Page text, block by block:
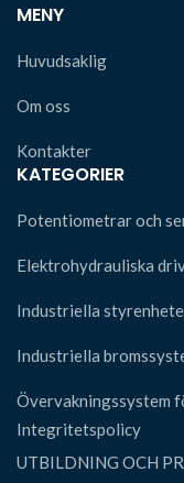
MENY
Huvudsaklig
Om oss
Kontakter
KATEGORIER
Potentiometrar och
Elektrohydrauliska
Industriella
Industriella
Övervakningssystem
Integritetspolicy
UTBILDNING OCH